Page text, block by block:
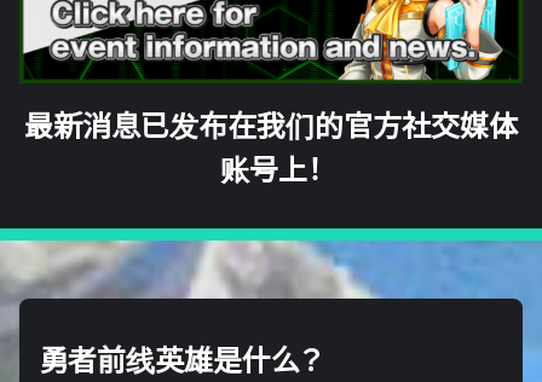
最新消息已发布在我们的官方社交媒体
账号上！
勇者前线英雄是什么？